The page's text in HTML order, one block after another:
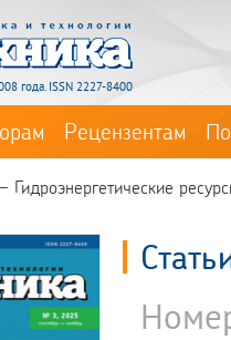
года. ISSN 2227-8400
Рецензентам
Гидроэнергетические